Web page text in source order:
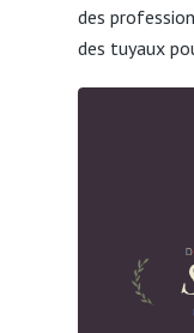
des
des tuyaux